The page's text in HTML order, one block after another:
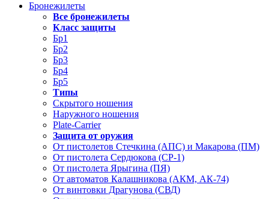
Бронежилеты
Все бронежилеты
Класс защиты
Бр1
Бр2
Бр3
Бр4
Бр5
Типы
Скрытого ношения
Наружного ношения
Plate-Carrier
Защита от оружия
От пистолетов Стечкина (АПС) и Макарова (ПМ)
От пистолета Сердюкова (СР-1)
От пистолета Ярыгина (ПЯ)
От автоматов Калашникова (АКМ, АК-74)
От винтовки Драгунова (СВД)